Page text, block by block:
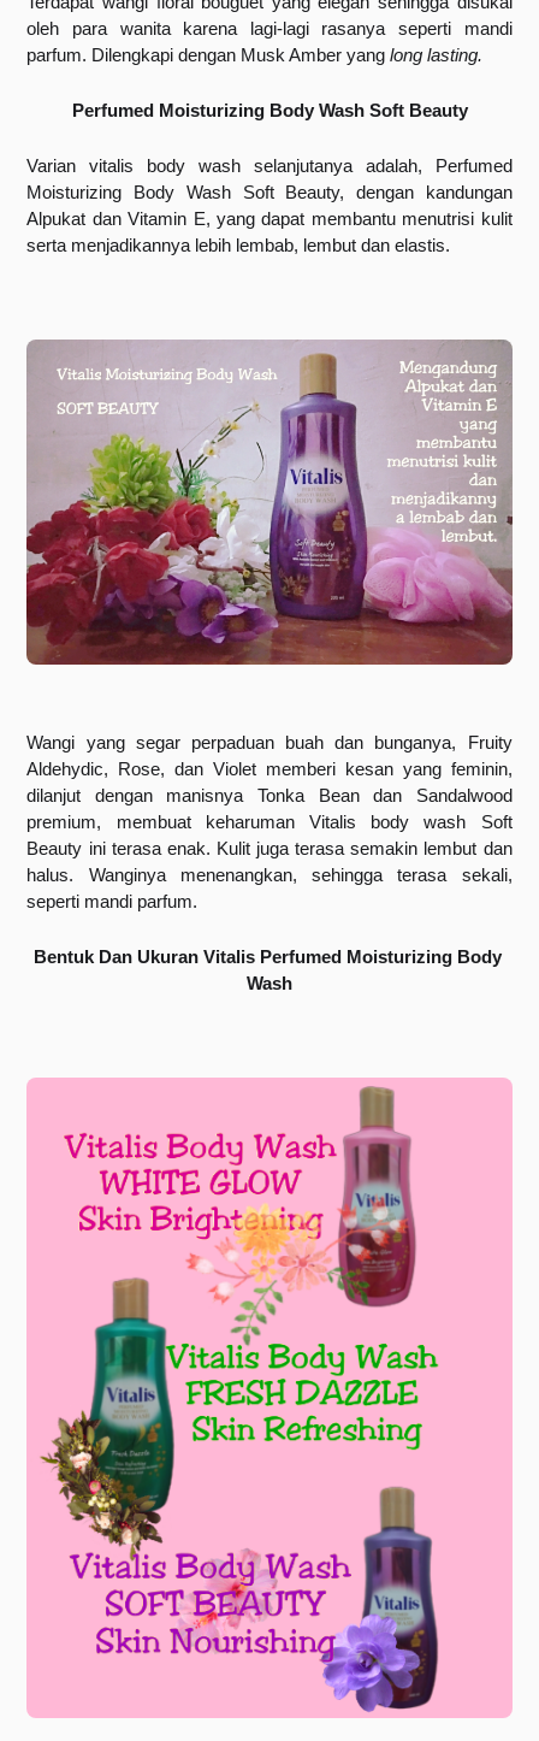
oleh para wanita karena lagi-lagi rasanya seperti mandi
parfum. Dilengkapi dengan Musk Amber yang long lasting.
Perfumed Moisturizing Body Wash Soft Beauty
Varian vitalis body wash selanjutanya adalah, Perfumed
Moisturizing Body Wash Soft Beauty, dengan kandungan
Alpukat dan Vitamin E, yang dapat membantu menutrisi kulit
serta menjadikannya lebih lembab, lembut dan elastis.
Wangi yang segar perpaduan buah dan bunganya, Fruity
Aldehydic, Rose, dan Violet memberi kesan yang feminin,
dilanjut dengan manisnya Tonka Bean dan Sandalwood
premium, membuat keharuman Vitalis body wash Soft
Beauty ini terasa enak. Kulit juga terasa semakin lembut dan
halus. Wanginya menenangkan, sehingga terasa sekali,
seperti mandi parfum.
Bentuk Dan Ukuran Vitalis Perfumed Moisturizing Body
Wash